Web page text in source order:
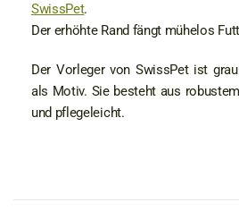
SwissPet.
Der erhöhte Rand fängt mühelos
Der Vorleger von SwissPet ist
als Motiv. Sie besteht aus
und pflegeleicht.